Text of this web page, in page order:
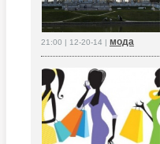
21:00 | 12-20-14 | мода